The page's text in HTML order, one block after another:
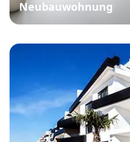
Grundstück Kaufen